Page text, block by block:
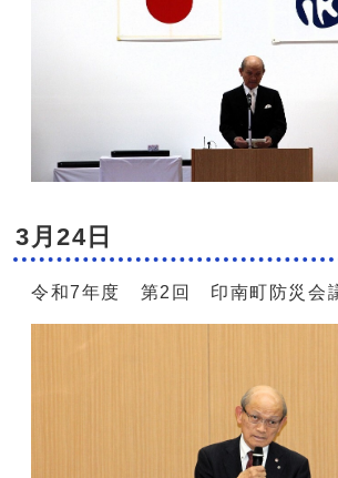
3月24日
令和7年度 第2回 印南町防災会